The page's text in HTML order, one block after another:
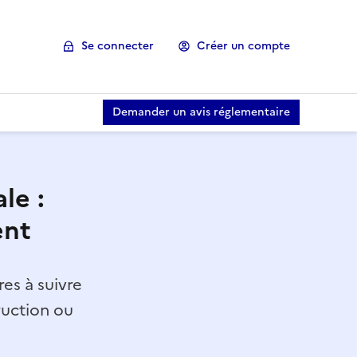
Se connecter Créer un compte
Demander un avis réglementaire
:
à suivre
ou